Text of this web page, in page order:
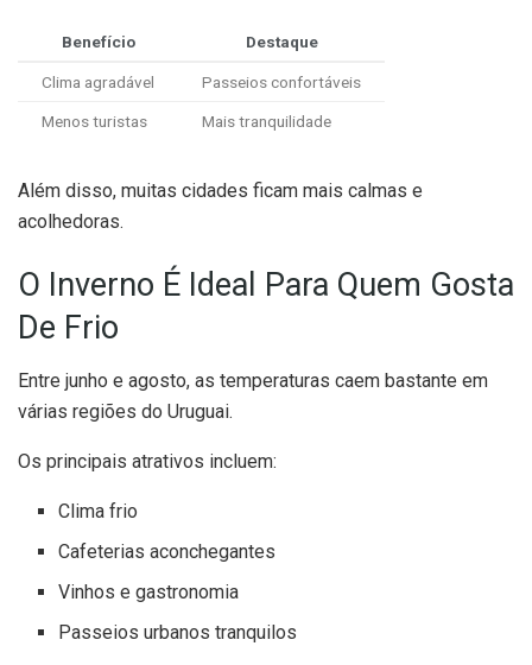
Benefício Destaque
Clima agradável Passeios confortáveis
Menos turistas Mais tranquilidade
Além disso, muitas cidades ficam mais calmas e
acolhedoras.
O Inverno É Ideal Para Quem Gosta
De Frio
Entre junho e agosto, as temperaturas caem bastante em
várias regiões do Uruguai.
Os principais atrativos incluem:
Clima frio
Cafeterias aconchegantes
Vinhos e gastronomia
Passeios urbanos tranquilos